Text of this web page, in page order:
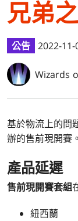
兄弟
公告 2022-11-
Wizards
基於物流上的問
辦的售前現開賽
產品延遲
售前現開賽套組
紐西蘭